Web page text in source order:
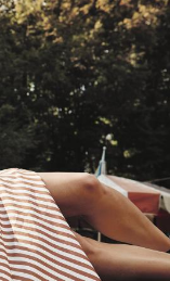
магазинов